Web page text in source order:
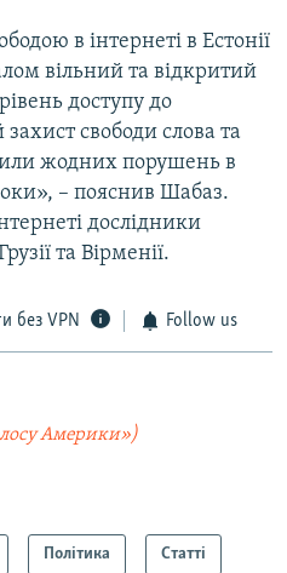
в інтернеті в Естонії
вільний та відкритий
доступу до
свободи слова та
жодних порушень в
– пояснив Шабаз.
дослідники
та Вірменії.
без VPN Follow us
Америки»)
Політика Статті